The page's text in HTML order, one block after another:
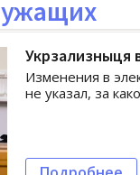
Укрзализныця
Изменения в
не указал, за